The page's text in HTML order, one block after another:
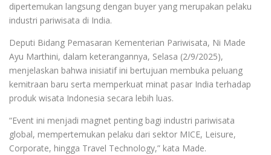
dipertemukan langsung dengan buyer yang merupakan pelaku
industri pariwisata di India.
Deputi Bidang Pemasaran Kementerian Pariwisata, Ni Made
Ayu Marthini, dalam keterangannya, Selasa (2/9/2025),
menjelaskan bahwa inisiatif ini bertujuan membuka peluang
kemitraan baru serta memperkuat minat pasar India terhadap
produk wisata Indonesia secara lebih luas.
“Event ini menjadi magnet penting bagi industri pariwisata
global, mempertemukan pelaku dari sektor MICE, Leisure,
Corporate, hingga Travel Technology,” kata Made.